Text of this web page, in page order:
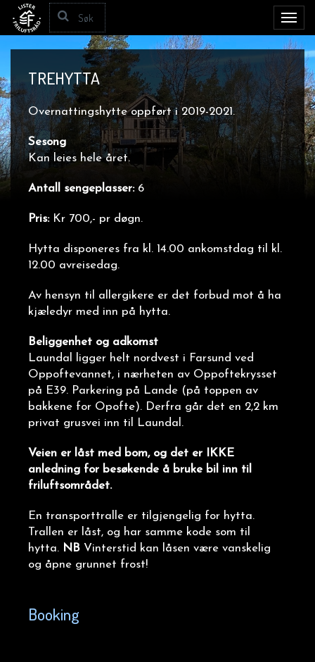
TREHYTTA
Overnattingshytte oppført i 2019-2021.
Sesong
Kan leies hele året.
Antall sengeplasser:6
Pris:Kr 700,- pr døgn.
Hytta disponeres fra kl. 14.00 ankomstdag til kl.
12.00 avreisedag.
Av hensyn til allergikere er det forbud mot å ha
kjæledyr med inn på hytta.
Beliggenhet og adkomst
Laundal ligger helt nordvest i Farsund ved
Oppoftevannet, i nærheten av Oppoftekrysset
på E39. Parkering på Lande (på toppen av
bakkene for Opofte). Derfra går det en 2,2 km
privat grusvei inn til Laundal.
Veien er låst med bom, og det er IKKE
anledning for besøkende å bruke bil inn til
friluftsområdet.
En transporttralle er tilgjengelig for hytta.
Trallen er låst, og har samme kode som til
hytta. NB Vinterstid kan låsen være vanskelig
og åpne grunnet frost!
Booking